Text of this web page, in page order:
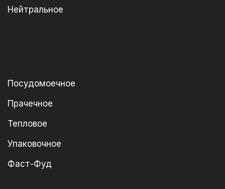
Нейтральное
Посудомоечное
Прачечное
Тепловое
Упаковочное
Фаст-Фуд